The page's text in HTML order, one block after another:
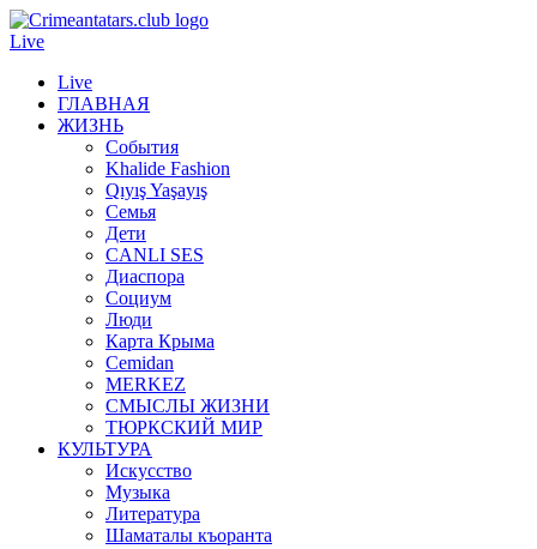
Live
Live
ГЛАВНАЯ
ЖИЗНЬ
События
Khalide Fashion
Qıyış Yaşayış
Семья
Дети
CANLI SES
Диаспора
Социум
Люди
Карта Крыма
Cemidan
МERKEZ
СМЫСЛЫ ЖИЗНИ
ТЮРКСКИЙ МИР
КУЛЬТУРА
Искусство
Музыка
Литература
Шаматалы къоранта